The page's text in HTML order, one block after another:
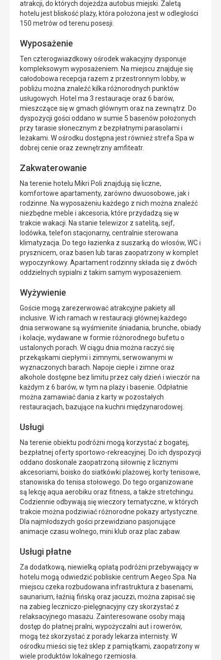
atrakcji, do których dojeżdża autobus miejski. Zaletą
hotelu jest bliskość plaży, która położona jest w odległości
150 metrów od terenu posesji.
Wyposażenie
Ten czterogwiazdkowy ośrodek wakacyjny dysponuje
kompleksowym wyposażeniem. Na miejscu znajduje się
całodobowa recepcja razem z przestronnym lobby, w
pobliżu można znaleźć kilka różnorodnych punktów
usługowych. Hotel ma 3 restauracje oraz 6 barów,
mieszczące się w gmach głównym oraz na zewnątrz. Do
dyspozycji gości oddano w sumie 5 basenów położonych
przy tarasie słonecznym z bezpłatnymi parasolami i
leżakami. W ośrodku dostępna jest również strefa Spa w
dobrej cenie oraz zewnętrzny amfiteatr.
Zakwaterowanie
Na terenie hotelu Mikri Poli znajdują się liczne,
komfortowe apartamenty, zarówno dwuosobowe, jak i
rodzinne. Na wyposażeniu każdego z nich można znaleźć
niezbędne meble i akcesoria, które przydadzą się w
trakcie wakacji. Na stanie telewizor z satelitą, sejf,
lodówka, telefon stacjonarny, centralnie sterowana
klimatyzacja. Do tego łazienka z suszarką do włosów, WC i
prysznicem, oraz basen lub taras zaopatrzony w komplet
wypoczynkowy. Apartament rodzinny składa się z dwóch
oddzielnych sypialni z takim samym wyposażeniem.
Wyżywienie
Goście mogą zarezerwować atrakcyjne pakiety all
inclusive. W ich ramach w restauracji głównej każdego
dnia serwowane są wyśmienite śniadania, brunche, obiady
i kolacje, wydawane w formie różnorodnego bufetu o
ustalonych porach. W ciągu dnia można raczyć się
przekąskami ciepłymi i zimnymi, serwowanymi w
wyznaczonych barach. Napoje ciepłe i zimne oraz
alkohole dostępne bez limitu przez cały dzień i wieczór na
każdym z 6 barów, w tym na plaży i basenie. Odpłatnie
można zamawiać dania z karty w pozostałych
restauracjach, bazujące na kuchni międzynarodowej.
Usługi
Na terenie obiektu podróżni mogą korzystać z bogatej,
bezpłatnej oferty sportowo-rekreacyjnej. Do ich dyspozycji
oddano doskonale zaopatrzoną siłownię z licznymi
akcesoriami, boisko do siatkówki plażowej, korty tenisowe,
stanowiska do tenisa stołowego. Do tego organizowane
są lekcję aqua aerobiku oraz fitness, a także stretchingu.
Codziennie odbywają się wieczory tematyczne, w których
trakcie można podziwiać różnorodne pokazy artystyczne.
Dla najmłodszych gości przewidziano pasjonujące
animacje czasu wolnego, mini klub oraz plac zabaw.
Usługi płatne
Za dodatkową, niewielką opłatą podróżni przebywający w
hotelu mogą odwiedzić pobliskie centrum Aegeo Spa. Na
miejscu czeka rozbudowana infrastruktura z basenami,
saunarium, łaźnią fińską oraz jacuzzi, można zapisać się
na zabieg leczniczo-pielęgnacyjny czy skorzystać z
relaksacyjnego masażu. Zainteresowane osoby mają
dostęp do płatnej pralni, wypożyczalni aut i rowerów,
mogą też skorzystać z porady lekarza internisty. W
ośrodku mieści się też sklep z pamiątkami, zaopatrzony w
wiele produktów lokalnego rzemiosła.